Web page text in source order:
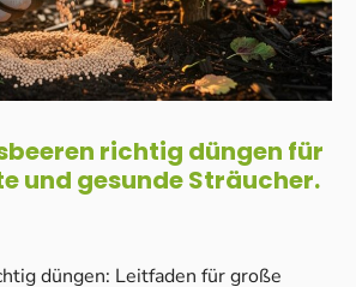
richtig düngen für
und gesunde Sträucher.
düngen: Leitfaden für große